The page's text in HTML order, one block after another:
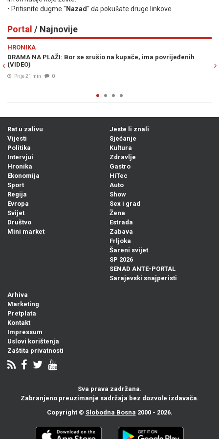
• Pritisnite dugme " Nazad" da pokušate druge linkove.
Portal / Najnovije
HRONIKA
DRAMA NA PLAŽI: Bor se srušio na kupače, ima povrijeđenih
(VIDEO)
Prije 21 min 0
Rat u zalivu
Vijesti
Politika
Intervjui
Hronika
Ekonomija
Sport
Regija
Evropa
Svijet
Društvo
Mini market
Jeste li znali
Sjećanje
Kultura
Zdravlje
Gastro
HiTec
Auto
Show
Sex i grad
Žena
Estrada
Zabava
Frljoka
Šareni svijet
SP 2026
SENAD ANTE-PORTAL
Sarajevski snajperisti
Arhiva
Marketing
Pretplata
Kontakt
Impressum
Uslovi korištenja
Zaštita privatnosti
Sva prava zadržana.
Zabranjeno preuzimanje sadržaja bez dozvole izdavača.
Copyright © Slobodna Bosna 2000 - 2026.